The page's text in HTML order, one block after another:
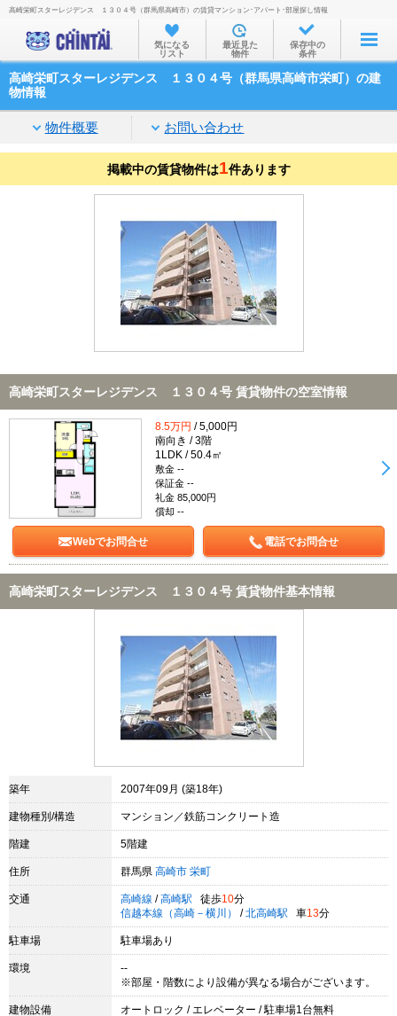
お部屋を探す
沿線・駅から
家賃相場から
通勤通学時間から
物件特集から
不動産会社から
TOP
高崎栄町スターレジデンス １３０４号（群馬県高崎市）の賃貸マンション･アパート･部屋探し情報
気になる
リスト
最近見た
物件
保存中の
条件
高崎栄町スターレジデンス １３０４号（群馬県高崎市栄町）の建
物情報
物件概要 お問い合わせ
掲載中の賃貸物件は1件あります
高崎栄町スターレジデンス １３０４号 賃貸物件の空室情報
8.5万円 / 5,000円
南向き / 3階
1LDK / 50.4㎡
敷金 --
保証金 --
礼金 85,000円
償却 --
Webでお問合せ 電話でお問合せ
高崎栄町スターレジデンス １３０４号 賃貸物件基本情報
築年 2007年09月 (築18年)
建物種別/構造 マンション／鉄筋コンクリート造
階建 5階建
住所 群馬県 高崎市 栄町
交通 高崎線 / 高崎駅 徒歩10分
信越本線（高崎－横川）
/ 北高崎駅 車13分
駐車場 駐車場あり
環境
--
※部屋・階数により設備が異なる場合がございます。
建物設備
オートロック / エレベーター / 駐車場1台無料